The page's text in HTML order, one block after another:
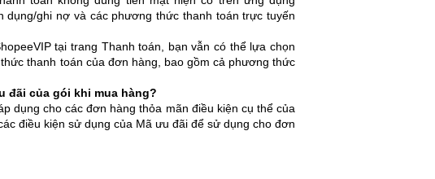
dụng/ghi nợ và các phương thức thanh toán trực tuyến
tại trang Thanh toán, bạn vẫn có thể lựa chọn
thanh toán của đơn hàng, bao gồm cả phương thức
đãi của gói khi mua hàng?
dụng cho các đơn hàng thỏa mãn điều kiện cụ thể của
điều kiện sử dụng của Mã ưu đãi để sử dụng cho đơn